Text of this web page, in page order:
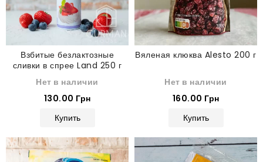
Взбитые безлактозные
сливки в спрее Land 250 г
Нет в наличии
130.00 Грн
Купить
Вяленая клюква Alesto 200 г
Нет в наличии
160.00 Грн
Купить